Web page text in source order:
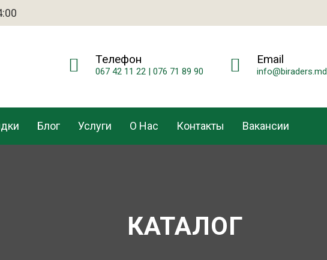
Телефон
067 42 11 22 | 076 71 89 90
Email
info@biraders.md
Блог Услуги О Нас Контакты Вакансии
КАТАЛОГ